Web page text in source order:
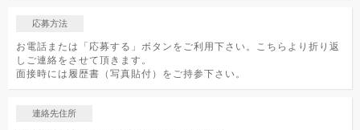
応募方法
お電話または「応募する」ボタンをご利用下さい。こちらより折り返
しご連絡をさせて頂きます。
面接時には履歴書（写真貼付）をご持参下さい。
連絡先住所